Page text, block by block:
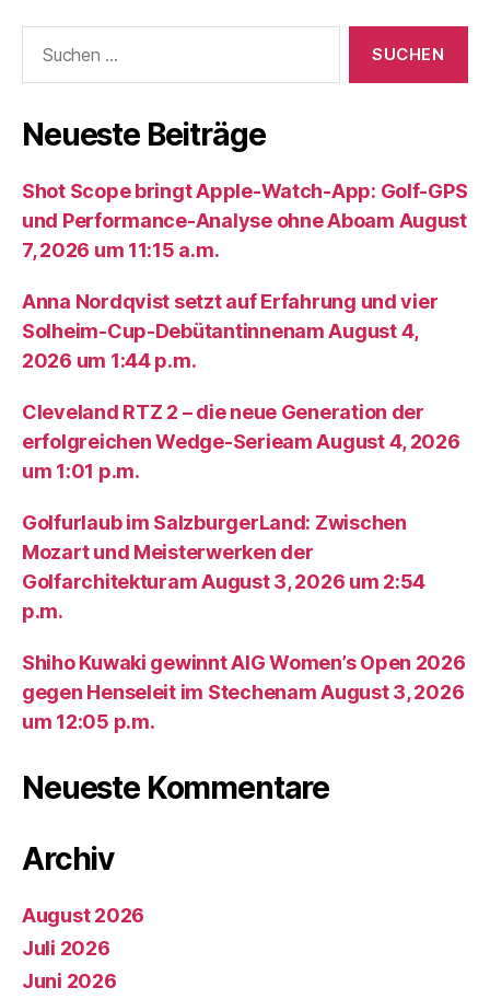
nach:
Neueste Beiträge
Shot Scope bringt Apple-Watch-App: Golf-GPS
und Performance-Analyse ohne Aboam August
7, 2026 um 11:15 a.m.
Anna Nordqvist setzt auf Erfahrung und vier
Solheim-Cup-Debütantinnenam August 4,
2026 um 1:44 p.m.
Cleveland RTZ 2 – die neue Generation der
erfolgreichen Wedge-Serieam August 4, 2026
um 1:01 p.m.
Golfurlaub im SalzburgerLand: Zwischen
Mozart und Meisterwerken der
Golfarchitekturam August 3, 2026 um 2:54
p.m.
Shiho Kuwaki gewinnt AIG Women’s Open 2026
gegen Henseleit im Stechenam August 3, 2026
um 12:05 p.m.
Neueste Kommentare
Archiv
August 2026
Juli 2026
Juni 2026